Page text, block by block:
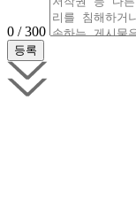
0 / 300